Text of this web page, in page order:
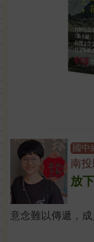
國中
南
放下
意念難以傳遞，